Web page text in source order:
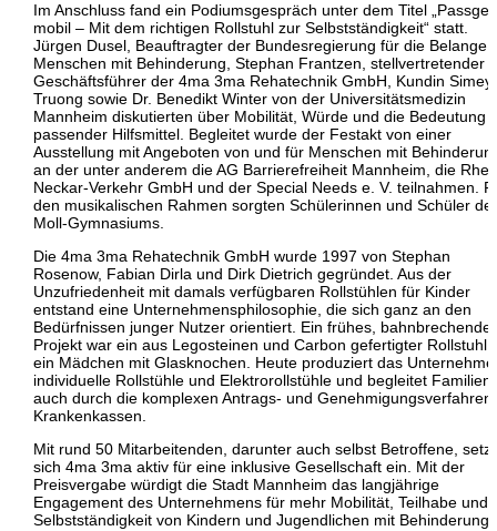
Im Anschluss fand ein Podiumsgespräch unter dem Titel
mobil – Mit dem richtigen Rollstuhl zur Selbstständigkeit“ statt.
Jürgen Dusel, Beauftragter der Bundesregierung für die Belange
Menschen mit Behinderung, Stephan Frantzen, stellvertretender
Geschäftsführer der 4ma 3ma Rehatechnik GmbH, Kundin Simey
Truong sowie Dr. Benedikt Winter von der Universitätsmedizin
Mannheim diskutierten über Mobilität, Würde und die Bedeutung
passender Hilfsmittel. Begleitet wurde der Festakt von einer
Ausstellung mit Angeboten von und für Menschen mit
an der unter anderem die AG Barrierefreiheit Mannheim, die
Neckar-Verkehr GmbH und der Special Needs e. V. teilnahmen.
den musikalischen Rahmen sorgten Schülerinnen und Schüler
Moll-Gymnasiums.
Die 4ma 3ma Rehatechnik GmbH wurde 1997 von Stephan
Rosenow, Fabian Dirla und Dirk Dietrich gegründet. Aus der
Unzufriedenheit mit damals verfügbaren Rollstühlen für Kinder
entstand eine Unternehmensphilosophie, die sich ganz an den
Bedürfnissen junger Nutzer orientiert. Ein frühes,
Projekt war ein aus Legosteinen und Carbon gefertigter Rollstuhl
ein Mädchen mit Glasknochen. Heute produziert das
individuelle Rollstühle und Elektrorollstühle und begleitet Familien
auch durch die komplexen Antrags- und Genehmigungsverfahren
Krankenkassen.
Mit rund 50 Mitarbeitenden, darunter auch selbst Betroffene, setzt
sich 4ma 3ma aktiv für eine inklusive Gesellschaft ein. Mit der
Preisvergabe würdigt die Stadt Mannheim das langjährige
Engagement des Unternehmens für mehr Mobilität, Teilhabe und
Selbstständigkeit von Kindern und Jugendlichen mit Behinderung.